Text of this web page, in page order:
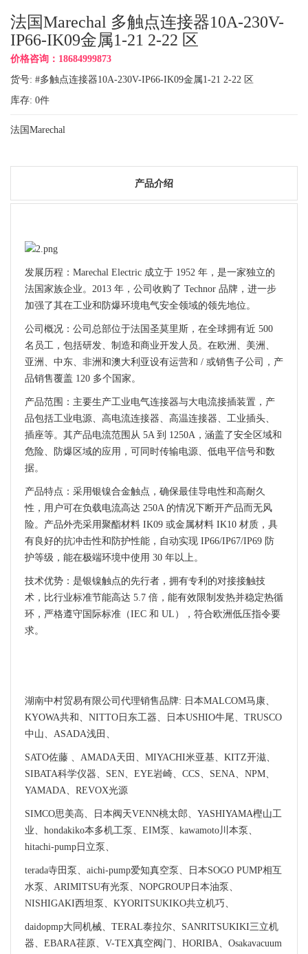
法国Marechal 多触点连接器10A-230V-
IP66-IK09金属1-21 2-22 区
价格咨询：18684999873
货号: #多触点连接器10A-230V-IP66-IK09金属1-21 2-22 区
库存: 0件
法国Marechal
产品介绍
发展历程：Marechal Electric 成立于 1952 年，是一家独立的
法国家族企业。2013 年，公司收购了 Technor 品牌，进一步
加强了其在工业和防爆环境电气安全领域的领先地位。
公司概况：公司总部位于法国圣莫里斯，在全球拥有近 500
名员工，包括研发、制造和商业开发人员。在欧洲、美洲、
亚洲、中东、非洲和澳大利亚设有运营和 / 或销售子公司，产
品销售覆盖 120 多个国家。
产品范围：主要生产工业电气连接器与大电流接插装置，产
品包括工业电源、高电流连接器、高温连接器、工业插头、
插座等。其产品电流范围从 5A 到 1250A，涵盖了安全区域和
危险、防爆区域的应用，可同时传输电源、低电平信号和数
据。
产品特点：采用银镍合金触点，确保最佳导电性和高耐久
性，用户可在负载电流高达 250A 的情况下断开产品而无风
险。产品外壳采用聚酯材料 IK09 或金属材料 IK10 材质，具
有良好的抗冲击性和防护性能，自动实现 IP66/IP67/IP69 防
护等级，能在极端环境中使用 30 年以上。
技术优势：是银镍触点的先行者，拥有专利的对接接触技
术，比行业标准节能高达 5.7 倍，能有效限制发热并稳定热循
环，严格遵守国际标准（IEC 和 UL），符合欧洲低压指令要
求。
湖南中村贸易有限公司代理销售品牌: 日本MALCOM马康、
KYOWA共和、NITTO日东工器、日本USHIO牛尾、TRUSCO
中山、ASADA浅田、
SATO佐藤 、AMADA天田、MIYACHI米亚基、KITZ开滋、
SIBATA科学仪器、SEN、EYE岩崎、CCS、SENA、NPM、
YAMADA、REVOX光源
SIMCO思美高、日本阀天VENN桃太郎、YASHIYAMA樫山工
业、hondakiko本多机工泵、EIM泵、kawamoto川本泵、
hitachi-pump日立泵、
terada寺田泵、aichi-pump爱知真空泵、日本SOGO PUMP相互
水泵、ARIMITSU有光泵、NOPGROUP日本油泵、
NISHIGAKI西坦泵、KYORITSUKIKO共立机巧、
daidopmp大同机械、TERAL泰拉尔、SANRITSUKIKI三立机
器、EBARA荏原、V-TEX真空阀门、HORIBA、Osakavacuum